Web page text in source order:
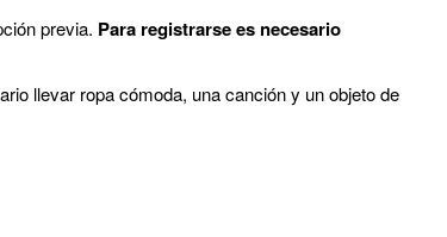
previa. Para registrarse es necesario
llevar ropa cómoda, una canción y un objeto de